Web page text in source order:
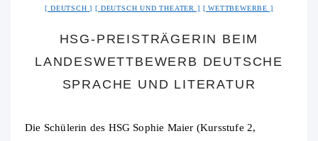
DEUTSCH DEUTSCH UND THEATER WETTBEWERBE
HSG-PREISTRÄGERIN BEIM
LANDESWETTBEWERB DEUTSCHE
SPRACHE UND LITERATUR
Die Schülerin des HSG Sophie Maier (Kursstufe 2,